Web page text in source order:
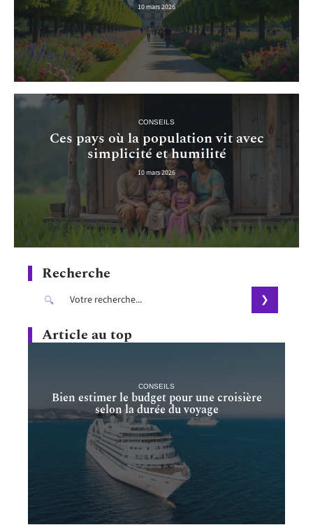
10 mars 2026
CONSEILS
Ces pays où la population vit avec
simplicité et humilité
10 mars 2026
Recherche
Article au top
CONSEILS
Bien estimer le budget pour une croisière
selon la durée du voyage